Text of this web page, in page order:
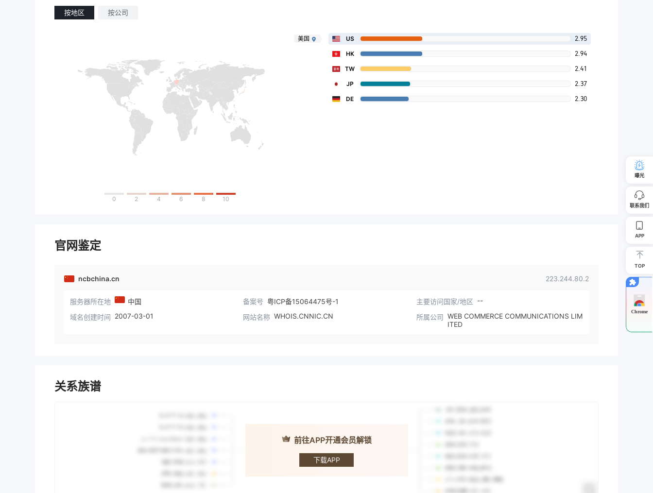
按地区 按公司
0 2 4 6 8 10
美国 US 2.95
HK 2.94
TW 2.41
JP 2.37
DE 2.30
官网鉴定
ncbchina.cn 223.244.80.2
服务器所在地 中国 备案号 粤ICP备15064475号-1 主要访问国家/地区 --
域名创建时间 2007-03-01 网站名称 WHOIS.CNNIC.CN 所属公司 WEB COMMERCE COMMUNICATIONS LIM
ITED
关系族谱
前往APP开通会员解锁
下载APP
NCB CHINA · 南
洋商业银行
曝光
联系我们
APP
TOP
Chrome